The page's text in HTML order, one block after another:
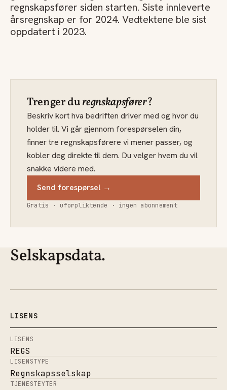
regnskapsfører siden starten. Siste innleverte
årsregnskap er for 2024. Vedtektene ble sist
oppdatert i 2023.
Trenger duregnskapsfører?
Beskriv kort hva bedriften driver med og hvor du
holder til. Vi går gjennom forespørselen din,
finner tre regnskapsførere vi mener passer, og
kobler deg direkte til dem. Du velger hvem du vil
snakke videre med.
Send forespørsel →
Gratis · uforpliktende · ingen abonnement
Selskapsdata.
LISENS
LISENS
REGS
LISENSTYPE
Regnskapsselskap
TJENESTEYTER